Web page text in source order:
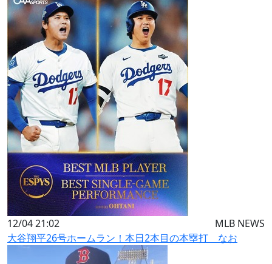
12/04 21:02
MLB NEWS
大谷翔平26号ホームラン！本日2本目の本塁打 なお